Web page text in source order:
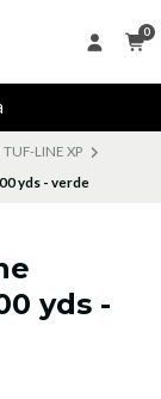
0
TUF-LINE XP
yds - verde
yds -